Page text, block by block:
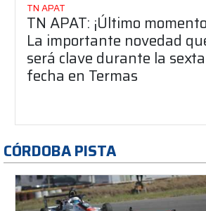
TN APAT
TN APAT: ¡Último
La importante novedad
será clave durante la sexta
fecha en Termas
CÓRDOBA PISTA